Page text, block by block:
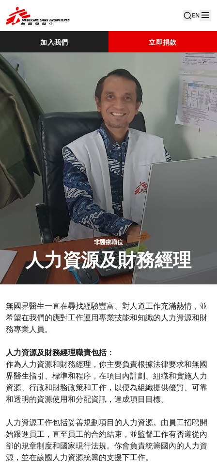
EN
加入我們 立即捐款
非醫療職位​
人力資源及財務經理​
無國界醫生一直在尋找經驗豐富、對人道工作充滿熱情，並
希望在我們的應對工作運用專業技能和知識的人力資源和財
務專業人員。
人力資源及財務經理​職責包括：
作為人力資源和財務經理，你主要負責根據法律要求和無國
界醫生指引、標準和程序，在項目內計劃、組織和實施人力
資源、行政和財務政策和工作，以便為組織提供優質、可靠
和透明的資源使用和分配資訊，達成項目目標。
人力資源工作包括妥善規劃項目的人力資源。由員工招聘開
始跟進員工，直至員工的合約結束，並監督工作有否遵從內
部的規章制度和國家現行法規。你會負責統籌國內的人力資
源，並在該國人力資源統籌的支援下工作。